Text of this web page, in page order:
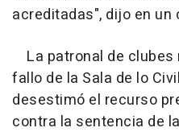
acreditadas", dijo en un
La patronal de clubes
fallo de la Sala de lo
desestimó el recurso
contra la sentencia de